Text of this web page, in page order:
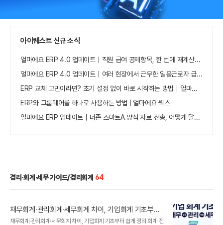
가
기
아이퀘스트 신규 소식
얼마에요 ERP 4.0 업데이트｜직원 급여 공제항목, 한 번에 재계산하세요
얼마에요 ERP 4.0 업데이트｜여러 현장에서 근무한 일용근로자 급여, 현장별로 선택 수집하세요
ERP 교체 고민이라면? 초기 설정 없이 바로 시작하는 방법｜얼마에요 ERP
ERP와 그룹웨어를 하나로 사용하는 방법 | 얼마에요 웍스
얼마에요 ERP 업데이트｜더존 스마트A 양식 자료 전송, 어떻게 달라졌나요?
경리·회계·세무 가이드/경리회계 64
재무회계·관리회계·세무회계 차이, 기업회계 기초부터
쉽게 정리
재무회계·관리회계·세무회계 차이, 기업회계 기초부터 쉽게 정리 회계 전